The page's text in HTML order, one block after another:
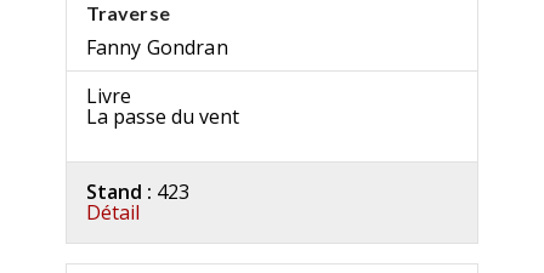
Traverse
Fanny Gondran
Livre
La passe du vent
Stand : 423
Détail